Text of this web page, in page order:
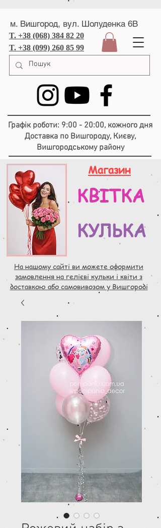
м. Вишгород, вул. Шолуденка 6В
T. +38 (068) 384 82 20
T. +38 (099) 260 85 99
Графік роботи: 9:00 - 20:00, кожного дня
Доставка по Вишгороду, Києву,
Вишгородському району
Магазин
КВІТКА
КУЛЬКА
На нашому сайті ви можете оформити
замовлення на гелієві кульки і квіти з
доставкою або самовивозом у Вишгороді